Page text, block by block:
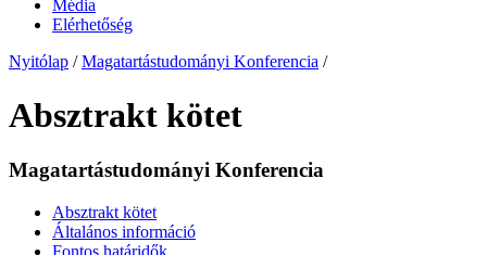
Média
Elérhetőség
Nyitólap / Magatartástudományi Konferencia /
Absztrakt kötet
Magatartástudományi Konferencia
Absztrakt kötet
Általános információ
Fontos határidők